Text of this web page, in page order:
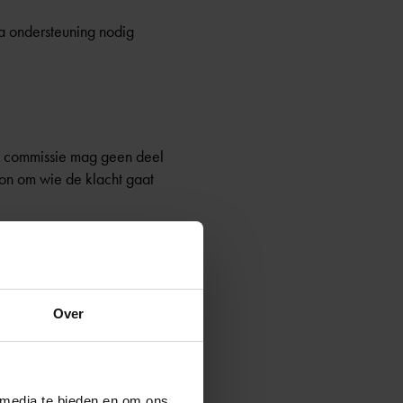
Over
ondersteuning nodig
mag geen deel
om wie de klacht gaat
zijn mening over de
bijstaan bij de